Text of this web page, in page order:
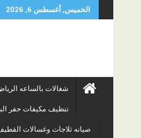
to
الخميس, أغسطس 6, 2026
شغالات بالساعه
تنظيف مكيفات حفر
صيانه ثلاجات وغسالات